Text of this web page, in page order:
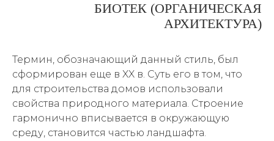
БИОТЕК (ОРГАНИЧЕСКАЯ
АРХИТЕКТУРА)
Термин, обозначающий данный стиль, был
сформирован еще в XX в. Суть его в том, что
для строительства домов использовали
свойства природного материала. Строение
гармонично вписывается в окружающую
среду, становится частью ландшафта.